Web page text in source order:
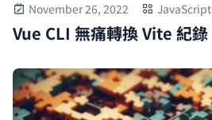
November 26, 2022 JavaScript
Vue CLI 無痛轉換 Vite 紀錄